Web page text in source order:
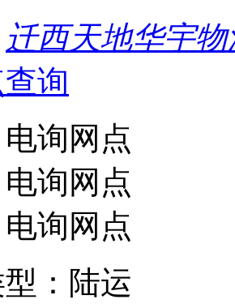
迁西天地华宇
询
询网点
询网点
询网点
：陆运